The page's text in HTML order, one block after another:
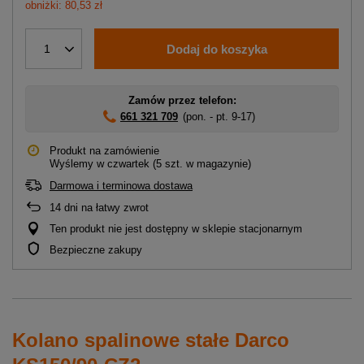
obniżki: 80,53 zł
1 Dodaj do koszyka
Zamów przez telefon:
661 321 709 (pon. - pt. 9-17)
Produkt na zamówienie
Wyślemy w czwartek (5 szt. w magazynie)
Darmowa i terminowa dostawa
14 dni na łatwy zwrot
Ten produkt nie jest dostępny w sklepie stacjonarnym
Bezpieczne zakupy
Kolano spalinowe stałe Darco